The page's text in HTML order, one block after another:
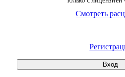
Смотреть
Вход